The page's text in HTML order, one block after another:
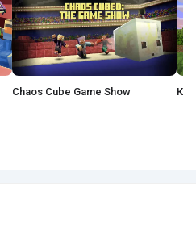
Chaos Cube Game Show